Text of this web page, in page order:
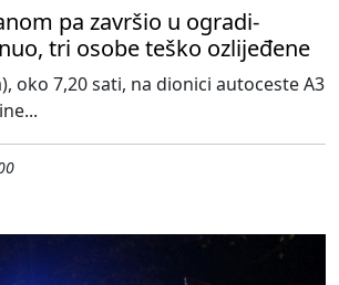
pa završio u ogradi-
tri osobe teško ozlijeđene
oko 7,20 sati, na dionici autoceste A3